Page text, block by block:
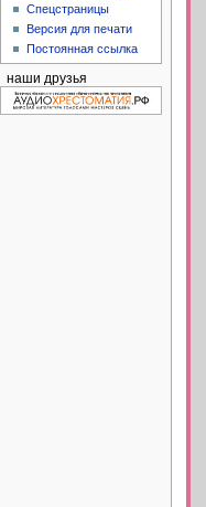
Спецстраницы
Версия для печати
Постоянная ссылка
наши друзья